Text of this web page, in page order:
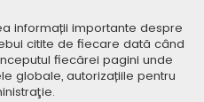
informații importante despre
citite de fiecare dată când
fiecărei pagini unde
globale, autorizațiile pentru